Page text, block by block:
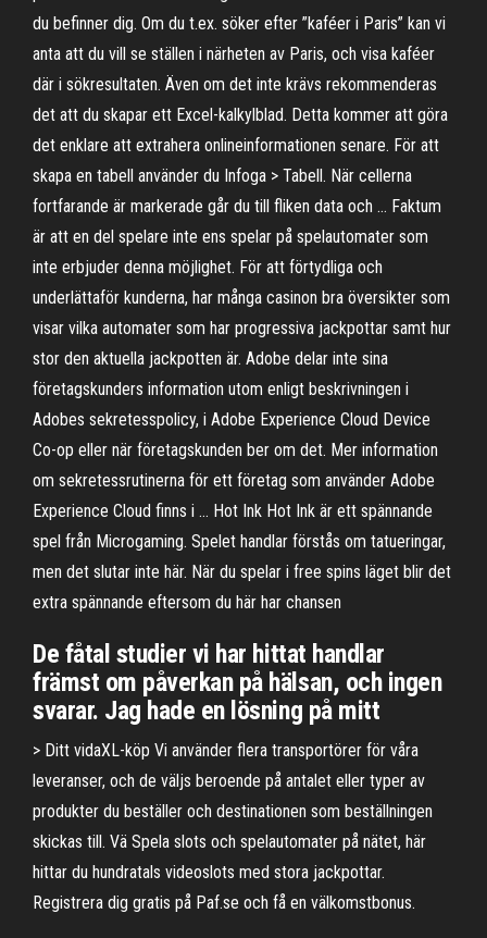
du befinner dig. Om du t.ex. söker efter ”kaféer i Paris” kan vi
anta att du vill se ställen i närheten av Paris, och visa kaféer
där i sökresultaten. Även om det inte krävs rekommenderas
det att du skapar ett Excel-kalkylblad. Detta kommer att göra
det enklare att extrahera onlineinformationen senare. För att
skapa en tabell använder du Infoga > Tabell. När cellerna
fortfarande är markerade går du till fliken data och … Faktum
är att en del spelare inte ens spelar på spelautomater som
inte erbjuder denna möjlighet. För att förtydliga och
underlättaför kunderna, har många casinon bra översikter som
visar vilka automater som har progressiva jackpottar samt hur
stor den aktuella jackpotten är. Adobe delar inte sina
företagskunders information utom enligt beskrivningen i
Adobes sekretesspolicy, i Adobe Experience Cloud Device
Co-op eller när företagskunden ber om det. Mer information
om sekretessrutinerna för ett företag som använder Adobe
Experience Cloud finns i … Hot Ink Hot Ink är ett spännande
spel från Microgaming. Spelet handlar förstås om tatueringar,
men det slutar inte här. När du spelar i free spins läget blir det
extra spännande eftersom du här har chansen
De fåtal studier vi har hittat handlar
främst om påverkan på hälsan, och ingen
svarar. Jag hade en lösning på mitt
> Ditt vidaXL-köp Vi använder flera transportörer för våra
leveranser, och de väljs beroende på antalet eller typer av
produkter du beställer och destinationen som beställningen
skickas till. Vä Spela slots och spelautomater på nätet, här
hittar du hundratals videoslots med stora jackpottar.
Registrera dig gratis på Paf.se och få en välkomstbonus.